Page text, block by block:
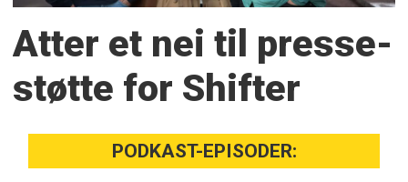
Atter et nei til presse­
støtte for Shifter
PODKAST-EPISODER: